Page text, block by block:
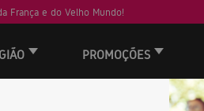
França e do Velho Mundo!
PROMOÇÕES